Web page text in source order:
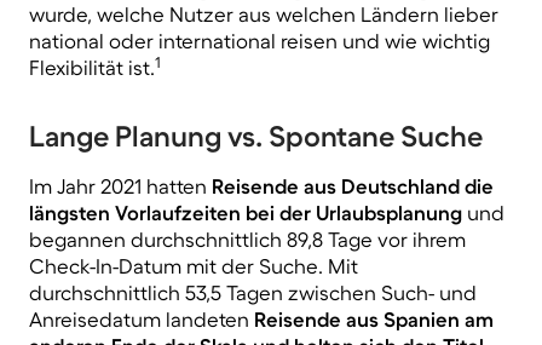
wurde, welche Nutzer aus welchen Ländern lieber
national oder international reisen und wie wichtig
Flexibilität ist.1
Lange Planung vs. Spontane Suche
Im Jahr 2021 hatten Reisende aus Deutschland die
längsten Vorlaufzeiten bei der Urlaubsplanung und
begannen durchschnittlich 89,8 Tage vor ihrem
Check-In-Datum mit der Suche. Mit
durchschnittlich 53,5 Tagen zwischen Such- und
Anreisedatum landeten Reisende aus Spanien am